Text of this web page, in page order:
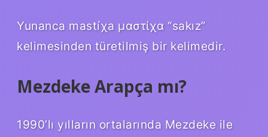
Yunanca mastíχa μαστίχα “sakız”
kelimesinden türetilmiş bir kelimedir.
Mezdeke Arapça mı?
1990’lı yılların ortalarında Mezdeke ile